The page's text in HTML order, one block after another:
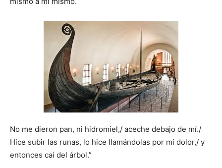
No me dieron pan, ni hidromiel,/ aceche debajo de mí./
Hice subir las runas, lo hice llamándolas por mi dolor,/ y
entonces caí del árbol.”